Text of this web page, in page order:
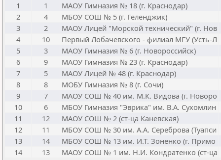
1
1
МАОУ Гимназия № 18 (г. Краснодар)
2
4
МБОУ СОШ № 5 (г. Геленджик)
3
2
МАОУ Лицей "Морской технический" (г. Нов
4
10
Первый Лобачевского - филиал МГУ (Усть-Л
5
3
МАОУ Гимназия № 6 (г. Новороссийск)
6
9
МАОУ Гимназия № 23 (г. Краснодар)
7
5
МАОУ Лицей № 48 (г. Краснодар)
8
8
МОБУ Гимназия № 8 (г. Сочи)
9
7
МАОУ СОШ № 40 им. М.К. Видова (г. Новоро
10
6
МБОУ Гимназия "Эврика" им. В.А. Сухомлин
11
12
МАОУ СОШ № 2 (ст-ца Каневская)
12
11
МБОУ СОШ № 30 им. А.А. Сереброва (Туапси
13
14
МБОУ СОШ № 13 им. И.Т. Зоненко (г. Примо
14
13 МАОУ СОШ № 1 им. Н.И. Кондратенко (ст-ца